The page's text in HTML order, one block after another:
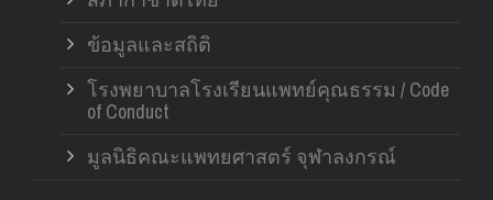
ข้อมูลและสถิติ
โรงพยาบาลโรงเรียนแพทย์คุณธรรม / Code
of Conduct
มูลนิธิคณะแพทยศาสตร์ จุฬาลงกรณ์